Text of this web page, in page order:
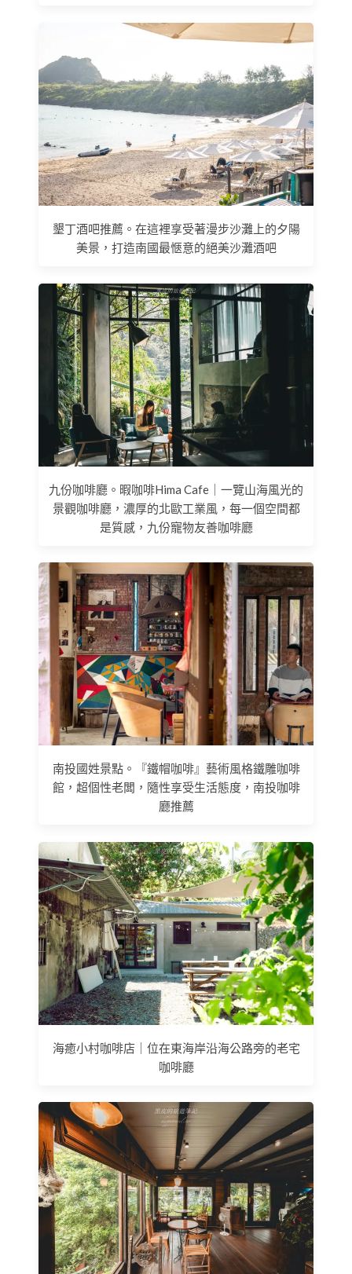
墾丁酒吧推薦。在這裡享受著漫步沙灘上的夕陽
美景，打造南國最愜意的絕美沙灘酒吧
九份咖啡廳。暇咖啡Hima Cafe｜一覽山海風光的
景觀咖啡廳，濃厚的北歐工業風，每一個空間都
是質感，九份寵物友善咖啡廳
南投國姓景點。『鐵帽咖啡』藝術風格鐵雕咖啡
館，超個性老闆，隨性享受生活態度，南投咖啡
廳推薦
海癒小村咖啡店｜位在東海岸沿海公路旁的老宅
咖啡廳